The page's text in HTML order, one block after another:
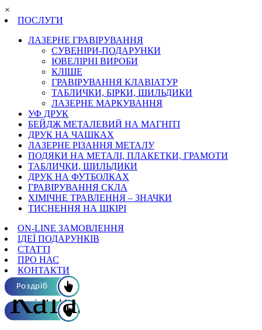
×
ПОСЛУГИ
ЛАЗЕРНЕ ГРАВІРУВАННЯ
СУВЕНІРИ-ПОДАРУНКИ
ЮВЕЛІРНІ ВИРОБИ
КЛІШЕ
ГРАВІРУВАННЯ КЛАВІАТУР
ТАБЛИЧКИ, БІРКИ, ШИЛЬДИКИ
ЛАЗЕРНЕ МАРКУВАННЯ
УФ ДРУК
БЕЙДЖ МЕТАЛЕВИЙ НА МАГНІТІ
ДРУК НА ЧАШКАХ
ЛАЗЕРНЕ РІЗАННЯ МЕТАЛУ
ПОДЯКИ НА МЕТАЛІ, ПЛАКЕТКИ, ГРАМОТИ
ТАБЛИЧКИ, ШИЛЬДИКИ
ДРУК НА ФУТБОЛКАХ
ГРАВІРУВАННЯ СКЛА
ХІМІЧНЕ ТРАВЛЕННЯ – ЗНАЧКИ
ТИСНЕННЯ НА ШКІРІ
ON-LINE ЗАМОВЛЕННЯ
ІДЕЇ ПОДАРУНКІВ
СТАТТІ
ПРО НАС
КОНТАКТИ
Роздріб
Каталог ОПТ